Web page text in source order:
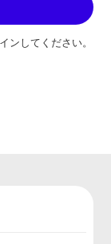
ンしてください。